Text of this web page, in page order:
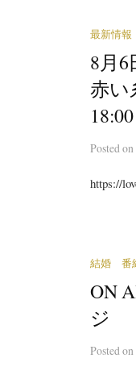
最新情報
8月
赤い
Postedon
https://
結婚 番
ON
ジ
Postedon